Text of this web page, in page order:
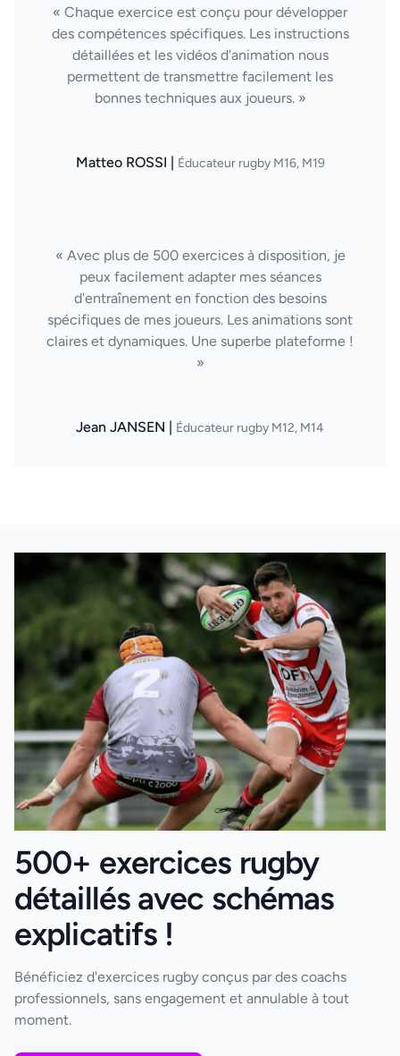
« Chaque exercice est conçu pour développer
des compétences spécifiques. Les instructions
détaillées et les vidéos d'animation nous
permettent de transmettre facilement les
bonnes techniques aux joueurs. »
Matteo ROSSI | Éducateur rugby M16, M19
« Avec plus de 500 exercices à disposition, je
peux facilement adapter mes séances
d'entraînement en fonction des besoins
spécifiques de mes joueurs. Les animations sont
claires et dynamiques. Une superbe plateforme !
»
Jean JANSEN | Éducateur rugby M12, M14
500+ exercices rugby
détaillés avec schémas
explicatifs !
Bénéficiez d'exercices rugby conçus par des coachs
professionnels, sans engagement et annulable à tout
moment.